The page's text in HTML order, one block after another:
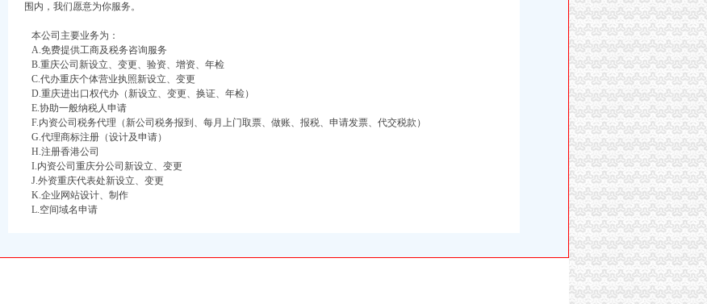
资）
）
资）
）
候填待扣_
围内，我们愿意为你服务。
本公司主要业务为：
A.免费提供工商及税务咨询服务
B.重庆公司新设立、变更、验资、增资、年检
C.代办重庆个体营业执照新设立、变更
D.重庆进出口权代办（新设立、变更、换证、年检）
E.协助一般纳税人申请
F.内资公司税务代理（新公司税务报到、每月上门取票、做账、报税、申请发票、代交税款）
G.代理商标注册（设计及申请）
H.注册香港公司
I.内资公司重庆分公司新设立、变更
J.外资重庆代表处新设立、变更
K.企业网站设计、制作
L.空间域名申请